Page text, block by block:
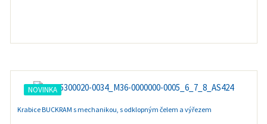
NOVINKA
Krabice BUCKRAM s mechanikou, s odklopným čelem a výřezem